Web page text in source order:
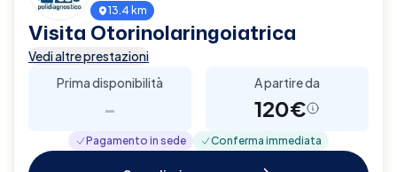
13.4 km
Visita Otorinolaringoiatrica
Vedi altre prestazioni
Prima disponibilità
-
A partire da
120€
Pagamento in sede Conferma immediata